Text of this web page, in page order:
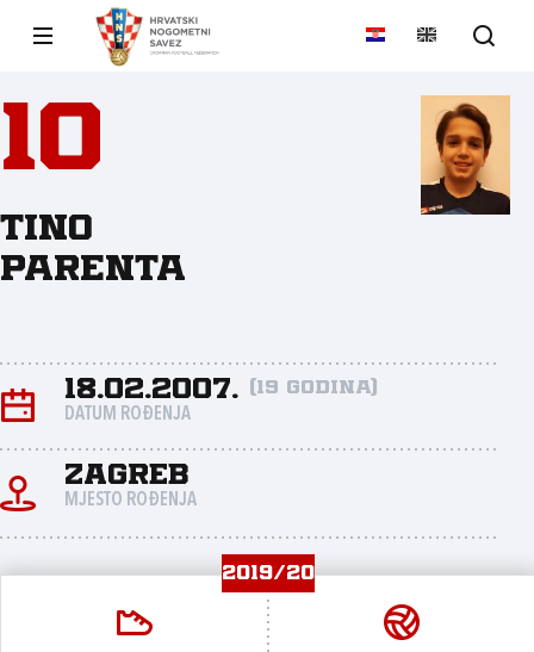
10
Tino
Parenta
18.02.2007. (19 godina)
DATUM ROĐENJA
Zagreb
MJESTO ROĐENJA
2019/20